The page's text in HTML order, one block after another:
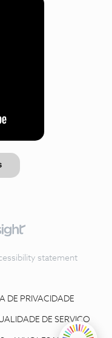
statement
DE PRIVACIDADE
DE SERVIÇO